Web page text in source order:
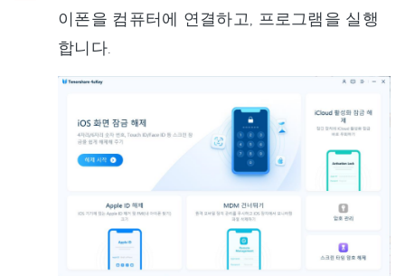
이폰을 컴퓨터에 연결하고, 프로그램을 실행
합니다.